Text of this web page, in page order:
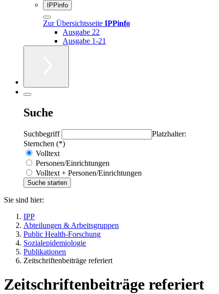
IPPinfo
Zur Übersichtsseite IPPinfo
Ausgabe 22
Ausgabe 1-21
Suche
Suchbegriff
Platzhalter:
Sternchen (*)
Volltext
Personen/Einrichtungen
Volltext + Personen/Einrichtungen
Sie sind hier:
IPP
Abteilungen & Arbeitsgruppen
Public Health-Forschung
Sozialepidemiologie
Publikationen
Zeitschriftenbeiträge referiert
Zeitschriftenbeiträge referiert